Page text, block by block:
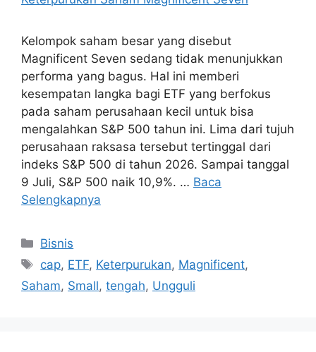
Kelompok saham besar yang disebut
Magnificent Seven sedang tidak menunjukkan
performa yang bagus. Hal ini memberi
kesempatan langka bagi ETF yang berfokus
pada saham perusahaan kecil untuk bisa
mengalahkan S&P 500 tahun ini. Lima dari tujuh
perusahaan raksasa tersebut tertinggal dari
indeks S&P 500 di tahun 2026. Sampai tanggal
9 Juli, S&P 500 naik 10,9%. … Baca
Selengkapnya
Kategori
Bisnis
Tag
cap, ETF, Keterpurukan, Magnificent,
Saham, Small, tengah, Ungguli